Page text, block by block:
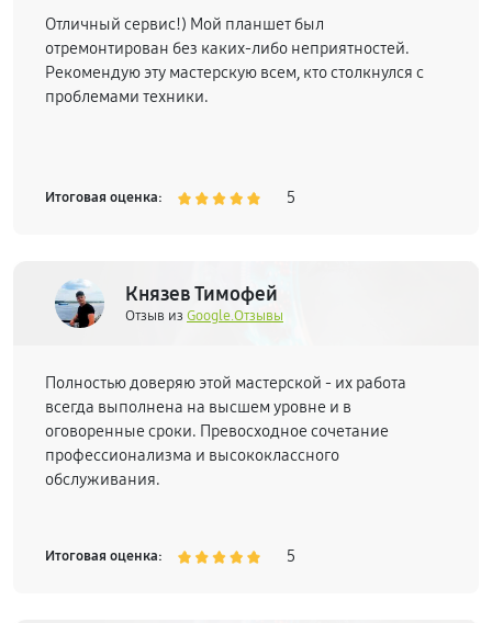
Отличный сервис!) Мой планшет был
отремонтирован без каких-либо неприятностей.
Рекомендую эту мастерскую всем, кто столкнулся с
проблемами техники.
Итоговая оценка: 5
Князев Тимофей
Отзыв из Google.Отзывы
Полностью доверяю этой мастерской - их работа
всегда выполнена на высшем уровне и в
оговоренные сроки. Превосходное сочетание
профессионализма и высококлассного
обслуживания.
Итоговая оценка: 5